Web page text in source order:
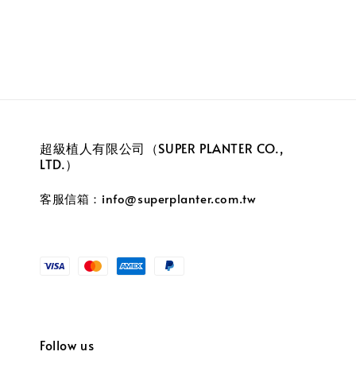
超級植人有限公司（SUPER PLANTER CO.,
LTD.）
客服信箱：info@superplanter.com.tw
Follow us